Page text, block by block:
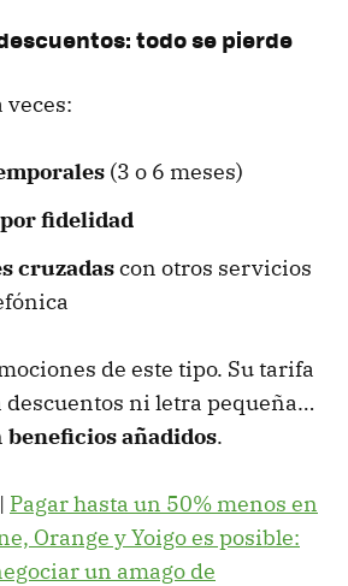
todo se pierde
veces:
(3 o 6 meses)
fidelidad
cruzadascon otros servicios
de este tipo. Su tarifa
descuentos ni letra pequeña…
beneficios añadidos.
Pagar hasta un 50% menos en
Orange y Yoigo es posible:
un amago de